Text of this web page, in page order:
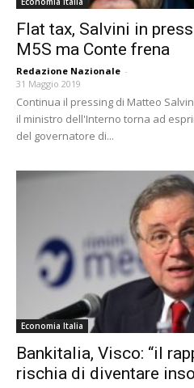
Flat tax, Salvini in
M5S ma Conte frena
Redazione Nazionale -
31 Maggio 2019
Continua il pressing di Matteo
il ministro dell'Interno torna ad
del governatore di...
Economia Italia
Bankitalia, Visco: “il
rischia di diventare